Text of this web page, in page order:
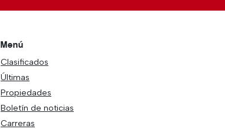
Menú
Clasificados
Últimas
Propiedades
Boletín de noticias
Carreras